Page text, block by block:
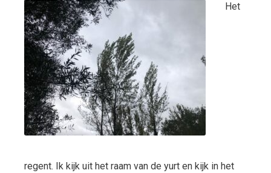
Het
regent. Ik kijk uit het raam van de yurt en kijk in het